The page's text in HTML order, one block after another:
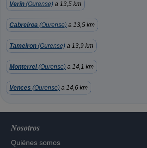
Verín (Ourense) a 13,5 km
Cabreiroa (Ourense) a 13,5 km
Tameiron (Ourense) a 13,9 km
Monterrei(Ourense) a 14,1 km
Vences (Ourense) a 14,6 km
Nosotros
Quiénes somos